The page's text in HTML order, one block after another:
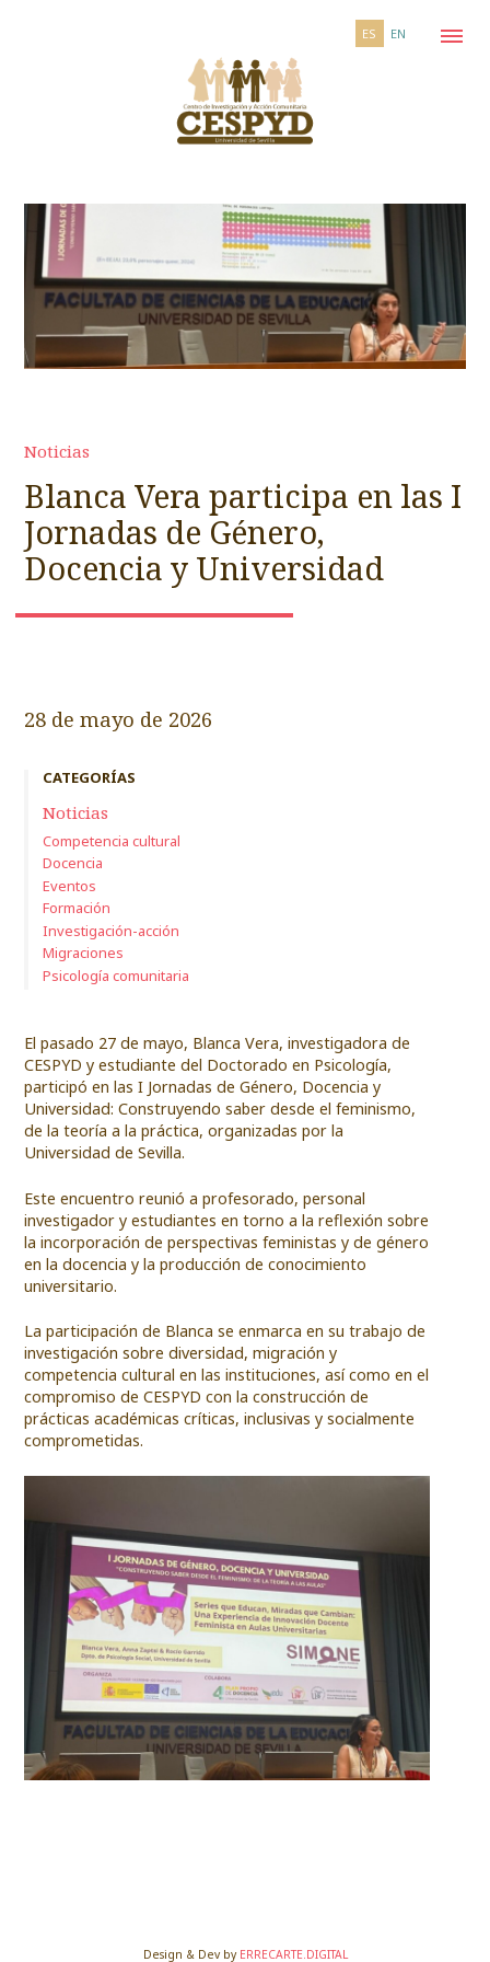
ES EN
Noticias
Blanca Vera participa en las I
Jornadas de Género,
Docencia y Universidad
28 de mayo de 2026
CATEGORÍAS
Noticias
Competencia cultural
Docencia
Eventos
Formación
Investigación-acción
Migraciones
Psicología comunitaria
El pasado 27 de mayo, Blanca Vera, investigadora de
CESPYD y estudiante del Doctorado en Psicología,
participó en las I Jornadas de Género, Docencia y
Universidad: Construyendo saber desde el feminismo,
de la teoría a la práctica, organizadas por la
Universidad de Sevilla.
Este encuentro reunió a profesorado, personal
investigador y estudiantes en torno a la reflexión sobre
la incorporación de perspectivas feministas y de género
en la docencia y la producción de conocimiento
universitario.
La participación de Blanca se enmarca en su trabajo de
investigación sobre diversidad, migración y
competencia cultural en las instituciones, así como en el
compromiso de CESPYD con la construcción de
prácticas académicas críticas, inclusivas y socialmente
comprometidas.
Design & Dev by ERRECARTE.DIGITAL